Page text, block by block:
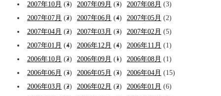
2007年10月 (3) 2007年09月 (3) 2007年08月 (3)
2007年07月 (2) 2007年06月 (4) 2007年05月 (2)
2007年04月 (2) 2007年03月 (3) 2007年02月 (5)
2007年01月 (4) 2006年12月 (4) 2006年11月 (1)
2006年10月 (2) 2006年09月 (1) 2006年08月 (1)
2006年06月 (3) 2006年05月 (3) 2006年04月 (15)
2006年03月 (2) 2006年02月 (2) 2006年01月 (6)